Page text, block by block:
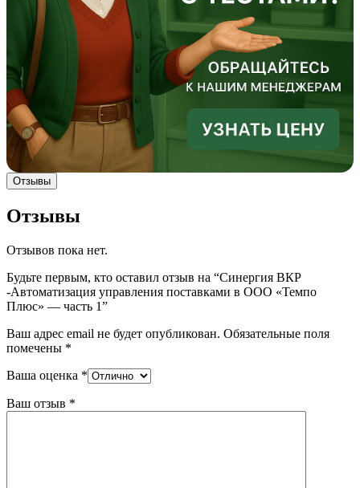
Отзывы
Отзывы
Отзывов пока нет.
Будьте первым, кто оставил отзыв на “Синергия ВКР
-Автоматизация управления поставками в ООО «Темпо
Плюс» — часть 1”
Ваш адрес email не будет опубликован. Обязательные поля
помечены *
Ваша оценка *
Ваш отзыв *